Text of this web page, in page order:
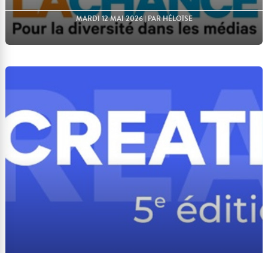
MARDI 12 MAI 2026| PAR HÉLOÏSE
Lire l'article